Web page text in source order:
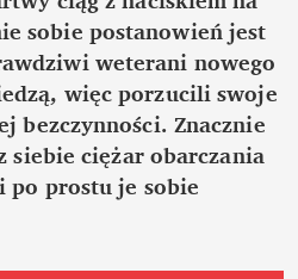
sobie postanowień jest
weterani nowego
więc porzucili swoje
bezczynności. Znacznie
siebie ciężar obarczania
prostu je sobie